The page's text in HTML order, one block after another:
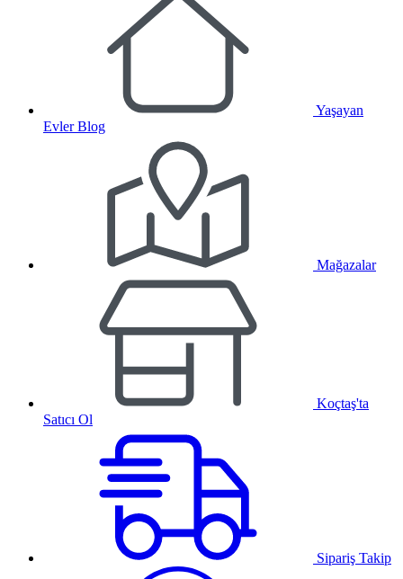
Yaşayan
Evler Blog
Mağazalar
Koçtaş'ta
Satıcı Ol
Sipariş Takip